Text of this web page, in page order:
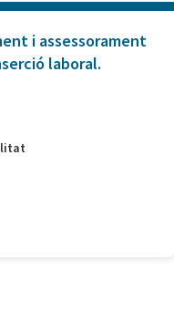
i assessorament
laboral.